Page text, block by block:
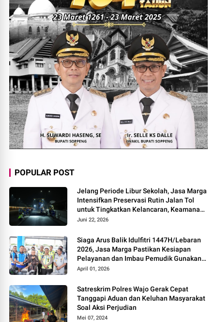
POPULAR POST
Jelang Periode Libur Sekolah, Jasa Marga
Intensifkan Preservasi Rutin Jalan Tol
untuk Tingkatkan Kelancaran, Keamanan
dan Kenyamanan Perjalanan
Juni 22, 2026
Siaga Arus Balik Idulfitri 1447H/Lebaran
2026, Jasa Marga Pastikan Kesiapan
Pelayanan dan Imbau Pemudik Gunakan
Rest Area Alternatif
April 01, 2026
Satreskrim Polres Wajo Gerak Cepat
Tanggapi Aduan dan Keluhan Masyarakat
Soal Aksi Perjudian
Mei 07, 2024